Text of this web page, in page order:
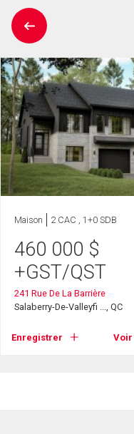
Maison 2 CAC , 1+0 SDB
460 000 $
+GST/QST
241 Rue De La Barrière
Salaberry-De-Valleyfi ..., QC
Enregistrer Voir